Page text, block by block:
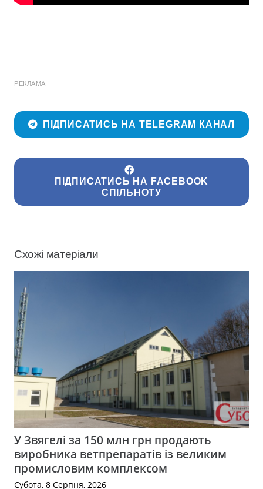
РЕКЛАМА
ПІДПИСАТИСЬ НА TELEGRAM КАНАЛ
ПІДПИСАТИСЬ НА FACEBOOK
СПІЛЬНОТУ
Схожі матеріали
У Звягелі за 150 млн грн продають
виробника ветпрепаратів із великим
промисловим комплексом
Субота, 8 Серпня, 2026